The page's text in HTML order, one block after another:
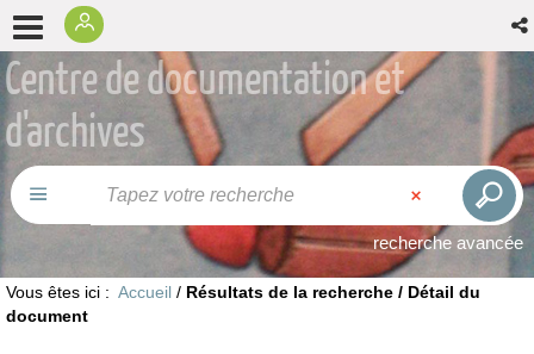
Centre de documentation et
d'archives
recherche avancée
Vous êtes ici : Accueil / Résultats de la recherche / Détail du
document